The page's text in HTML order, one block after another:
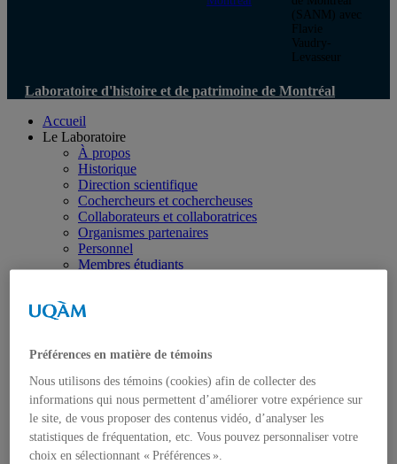
(SANM) avec
Flavie
Vaudry-
Levasseur
Laboratoire d'histoire et de patrimoine de Montréal
Accueil
Le Laboratoire
À propos
Historique
Direction scientifique
Cochercheurs et cochercheuses
Collaborateurs et collaboratrices
Organismes partenaires
Personnel
Membres étudiants
Salle de presse
Lieux urbains, cultures citadines et cadres de vie
Représenter et aménager l’espace urbain
Engagement, mobilisation et participation dans la cité
Humanités numériques
Transmission, médiation et valorisation des savoirs
Patrimonialisation et commémoration
Trois siècles de migrations francophones en Amérique du
Préférences en matière de témoins
Nous utilisons des témoins (cookies) afin de collecter des
informations qui nous permettent d’améliorer votre expérience sur
le site, de vous proposer des contenus vidéo, d’analyser les
statistiques de fréquentation, etc. Vous pouvez personnaliser votre
choix en sélectionnant « Préférences ».